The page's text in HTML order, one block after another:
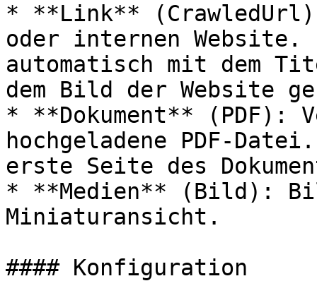
* **Link**
oder internen Website.
automatisch mit dem
dem Bild der Website
* **Dokument** (PDF):
hochgeladene PDF-
erste Seite des
* **Medien** (Bild):
Miniaturansicht.
#### Konfiguration